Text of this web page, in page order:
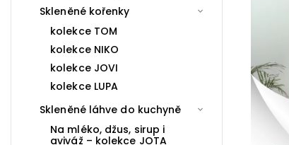
Skleněné kořenky
kolekce TOM
kolekce NIKO
kolekce JOVI
kolekce LUPA
Skleněné láhve do kuchyně
Na mléko, džus, sirup i
aviváž – kolekce JOTA